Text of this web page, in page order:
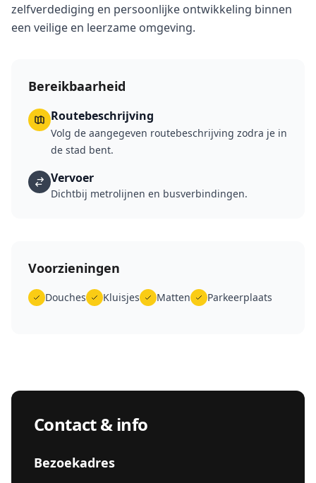
zelfverdediging en persoonlijke ontwikkeling binnen
een veilige en leerzame omgeving.
Bereikbaarheid
Routebeschrijving
Volg de aangegeven routebeschrijving zodra je in
de stad bent.
Vervoer
Dichtbij metrolijnen en busverbindingen.
Voorzieningen
Douches Kluisjes Matten Parkeerplaats
Contact & info
Bezoekadres